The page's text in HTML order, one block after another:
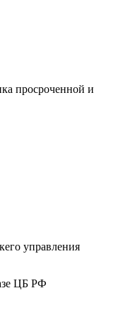
просроченной и
управления
ЦБ РФ